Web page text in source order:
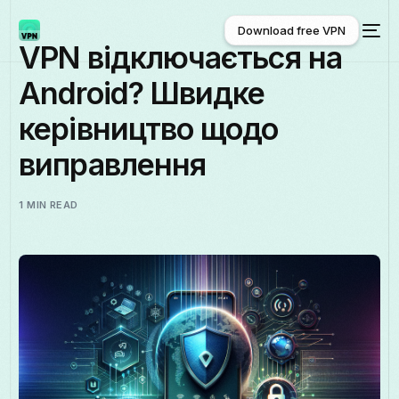
Українська
Download free VPN
Download free VPN
VPN відключається на
Android? Швидке
керівництво щодо
виправлення
1 MIN READ